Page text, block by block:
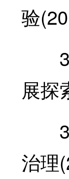
验
30
展探
31
治理